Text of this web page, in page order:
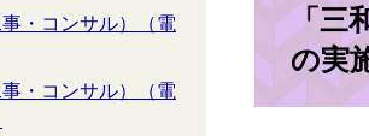
「三
の実
・コンサル）（電
・コンサル）（電